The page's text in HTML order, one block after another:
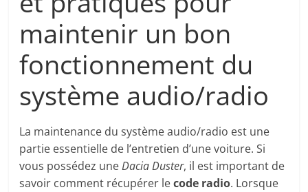
maintenir un bon
fonctionnement du
système audio/radio
La maintenance du système audio/radio est une
partie essentielle de l’entretien d’une voiture. Si
vous possédez uneDacia Duster, il est important de
savoir comment récupérer lecode radio. Lorsque